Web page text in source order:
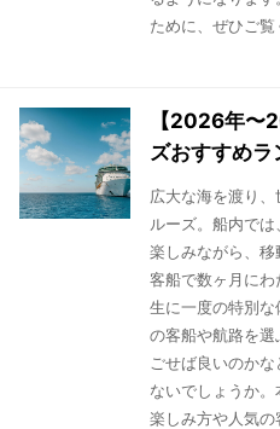
ために、ぜひご覧
【2026年〜
ズおすすめラ
広大な海を渡り
ルーズ。船内で
楽しみながら、
客船で数ヶ月に
生に一度の特別
の客船や航路を
ごせば良いのか
ないでしょうか
楽しみ方や人気